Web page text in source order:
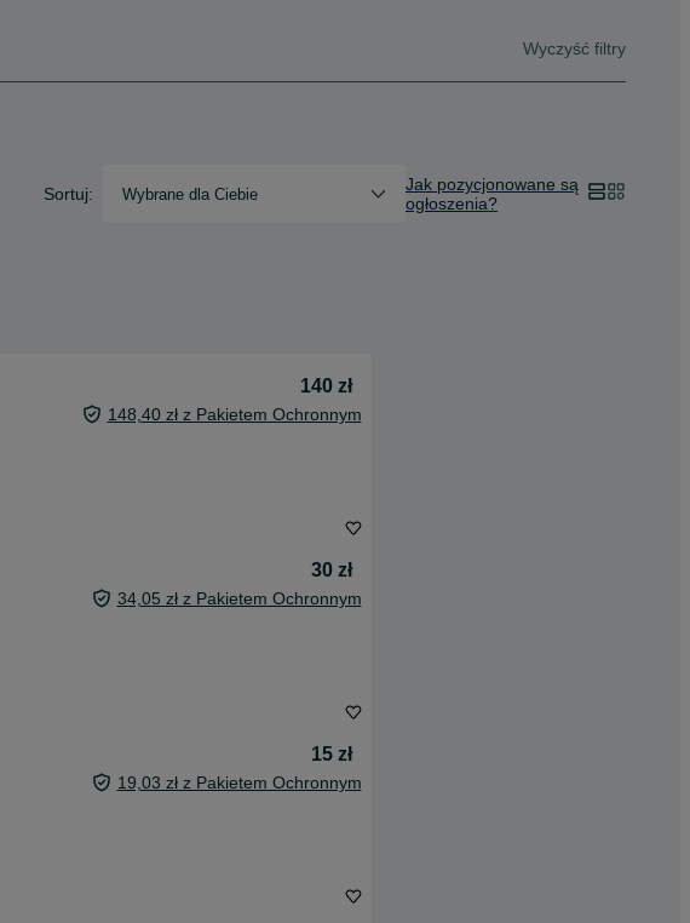
Wyczyść filtry
Sortuj: Wybrane dla Ciebie
Jak pozycjonowane są
ogłoszenia?
140 zł
148,40 zł z Pakietem Ochronnym
30 zł
34,05 zł z Pakietem Ochronnym
15 zł
19,03 zł z Pakietem Ochronnym